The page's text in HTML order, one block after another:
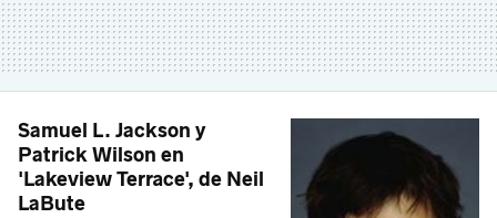
Samuel L. Jackson y
Patrick Wilson en
'Lakeview Terrace', de Neil
LaBute